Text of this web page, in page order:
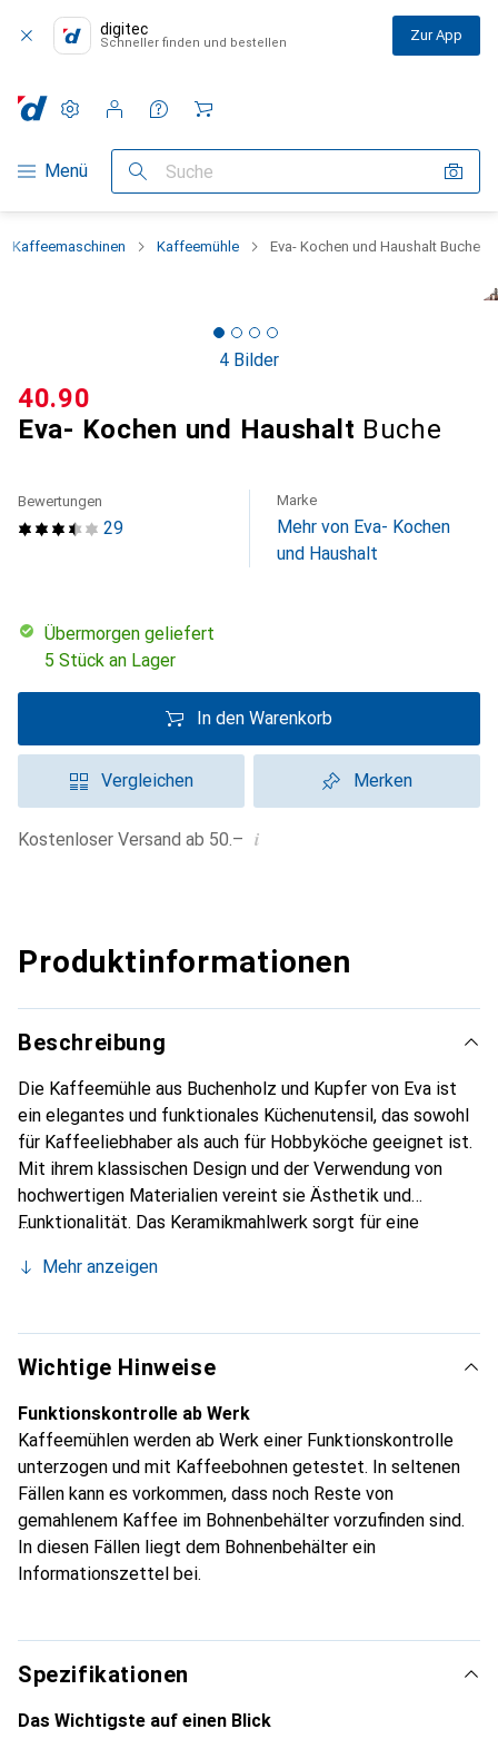
digitec
Schneller finden und bestellen Zur App
Navigation nach Kategorien
Menü Suche
Einstellungen
Kundenkonto
Vergleichslisten
Merklisten
Warenkorb
Kaffeemaschinen Kaffeemühle Eva- Kochen und Haushalt Buche
4 Bilder
Eva- Kochen und Haushalt Buche
CHF
40.90
29
Bewertungen Marke
Mehr von Eva- Kochen
und Haushalt
übermorgen geliefert
5 Stück an Lager
In den Warenkorb
Vergleichen Merken
Kostenloser Versand ab 50.– i
Produktinformationen
Beschreibung
Die Kaffeemühle aus Buchenholz und Kupfer von Eva ist
ein elegantes und funktionales Küchenutensil, das sowohl
für Kaffeeliebhaber als auch für Hobbyköche geeignet ist.
Mit ihrem klassischen Design und der Verwendung von
hochwertigen Materialien vereint sie Ästhetik und
Funktionalität. Das Keramikmahlwerk sorgt für eine
zu einem vollmundigen Aroma führt. Die manuelle
Mahlgrad, sodass jede Person ihren bevorzugten
Geschmack erzielen kann. Die Mühle ist kompakt und
passt in jede Küche, während sie gleichzeitig ein stilvolles
Element darstellt. Die sorgfältige Verarbeitung und die
Funktionskontrolle ab Werk garantieren eine hohe Qualität
und Langlebigkeit. Diese Kaffeemühle ist nicht nur ein
praktisches Werkzeug, sondern auch ein schönes
Accessoire für jede Kaffeeküche.
Mehr anzeigen
Wichtige Hinweise
Funktionskontrolle ab Werk
Kaffeemühlen werden ab Werk einer Funktionskontrolle
unterzogen und mit Kaffeebohnen getestet. In seltenen
Fällen kann es vorkommen, dass noch Reste von
gemahlenem Kaffee im Bohnenbehälter vorzufinden sind.
In diesen Fällen liegt dem Bohnenbehälter ein
Informationszettel bei.
Spezifikationen
Das Wichtigste auf einen Blick